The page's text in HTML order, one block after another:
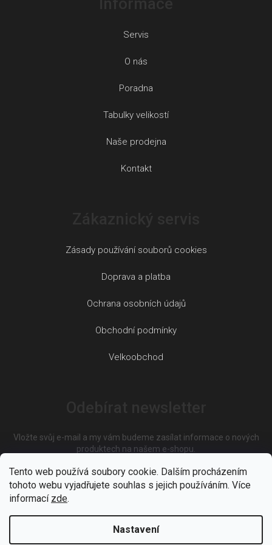
Tento web používá soubory cookie. Dalším procházením
tohoto webu vyjadřujete souhlas s jejich používáním. Více
informací zde.
Nastavení
Servis
O nás
Poradna
Tabulky velikostí
Naše prodejna
Kontakt
Zásady používání souborů cookies
Doprava a platba
Ochrana osobních údajů
Obchodní podmínky
Velkoobchod
Vložte svůj e-mail a my vám budeme zasílat informace o nových
produktech na našem e-shopu.
E-mail
Vložením e-mailu souhlasíte spodmínkami ochrany osobních